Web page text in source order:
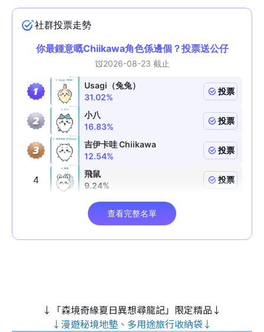
↓「森境奇緣夏日異想尋龍記」限定精品↓
↓漫遊秘境地墊、多用途旅行收納袋↓